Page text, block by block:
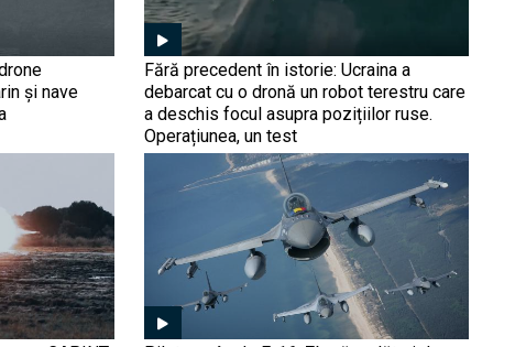
Baby au lovit petrolierele
Rusiei
rusesc: Dronele ucrainene
au spulberat sistemele
Buk și Tor, vitale pentru
Kremlin. De ce devine
Rusia vulnerabilă în
propriul teritoriu
Munchen 1938, reeditat?
Ucraina, „teritorii în
schimbul păcii” și riscurile
pentru România | Hari
Bucur-Marcu, la Obiectiv
EuroAtlantic
„Portavioane de buzunar”
pe Marea Neagră: Ucraina
a utilizat dronele Katran,
și nave
Fără precedent în istorie: Ucraina a
debarcat cu o dronă un robot terestru care
a deschis focul asupra pozițiilor ruse.
Operațiunea, un test